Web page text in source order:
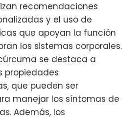
recomendaciones
y el uso de
que apoyan la función
los sistemas corporales.
se destaca a
propiedades
que pueden ser
manejar los síntomas de
Además, los